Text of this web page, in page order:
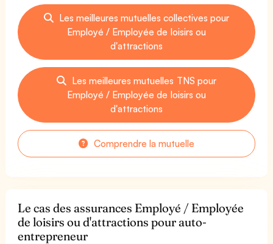
Les meilleures mutuelles collectives pour
Employé / Employée de loisirs ou
d'attractions
Les meilleures mutuelles TNS pour
Employé / Employée de loisirs ou
d'attractions
Comprendre la mutuelle
Le cas des assurances Employé / Employée
de loisirs ou d'attractions pour auto-
entrepreneur